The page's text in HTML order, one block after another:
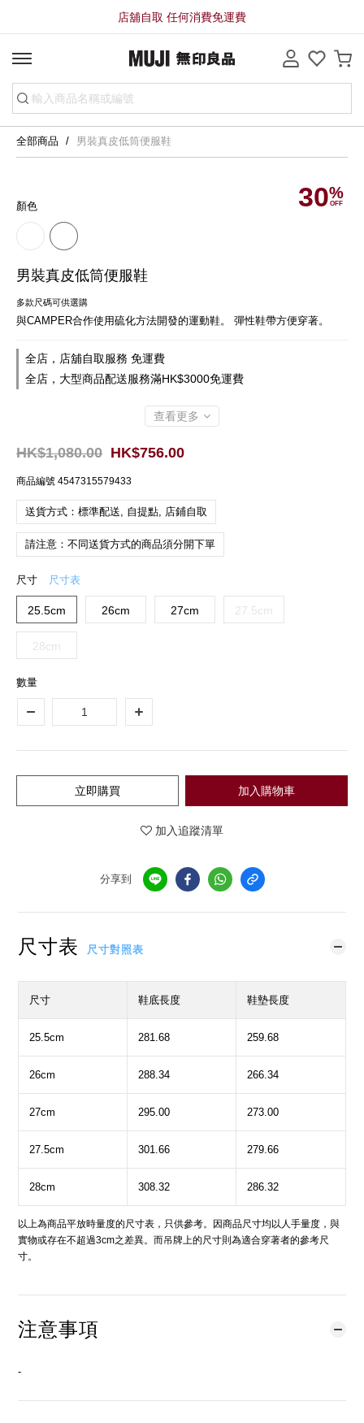
店舖自取 任何消費免運費
全部商品 男裝真皮低筒便服鞋
30
顏色
男裝真皮低筒便服鞋
多款尺碼可供選購
與CAMPER合作使用硫化方法開發的運動鞋。 彈性鞋帶方便穿著。
全店，店舖自取服務 免運費
全店，大型商品配送服務滿HK$3000免運費
查看更多
HK$756.00
HK$1,080.00
商品編號 4547315579433
送貨方式：標準配送, 自提點, 店鋪自取
請注意：不同送貨方式的商品須分開下單
尺寸 尺寸表
25.5cm 26cm 27cm 27.5cm
28cm
數量
加入購物車
立即購買
加入追蹤清單
分享到
尺寸表 尺寸對照表
尺寸 鞋底長度 鞋墊長度
25.5cm 281.68 259.68
26cm 288.34 266.34
27cm 295.00 273.00
27.5cm 301.66 279.66
28cm 308.32 286.32
以上為商品平放時量度的尺寸表，只供參考。因商品尺寸均以人手量度，與
實物或存在不超過3cm之差異。而吊牌上的尺寸則為適合穿著者的參考尺
寸。
注意事項
-